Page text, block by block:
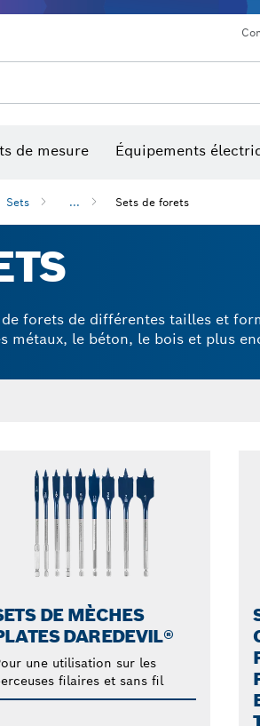
de mesure Équipements
Sets ... Sets de forets
forets de différentes tailles et
métaux, le béton, le bois et plus
DE MÈCHES
DAREDEVIL®
une utilisation sur les
filaires et sans fil